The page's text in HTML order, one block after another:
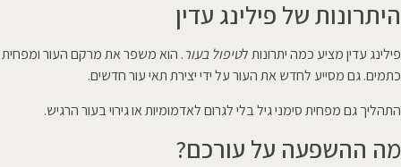
היתרונות של פילינג עדין
פילינג עדין מציע כמה יתרונות לטיפול בעור. הוא משפר את מרקם העור ומפחית
כתמים. גם מסייע לחדש את העור על ידי יצירת תאי עור חדשים.
התהליך גם מפחית סימני גיל בלי לגרום לאדמומיות או גירוי בעור הרגיש.
מה ההשפעה על עורכם?